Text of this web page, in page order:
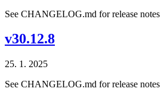
See CHANGELOG.md for release notes
v30.12.8
25. 1. 2025
See CHANGELOG.md for release notes